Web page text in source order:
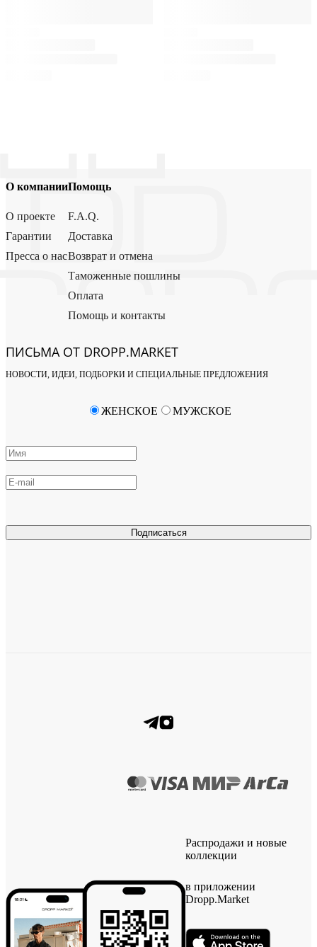
О компании
О проекте
Гарантии
Пресса о нас
Помощь
F.A.Q.
Доставка
Возврат и отмена
Таможенные пошлины
Оплата
Помощь и контакты
ПИСЬМА ОТ DROPP.MARKET
НОВОСТИ, ИДЕИ, ПОДБОРКИ И СПЕЦИАЛЬНЫЕ ПРЕДЛОЖЕНИЯ
Подписаться
ЖЕНСКОЕ МУЖСКОЕ
Распродажи и новые
коллекции
в приложении
Dropp.Market